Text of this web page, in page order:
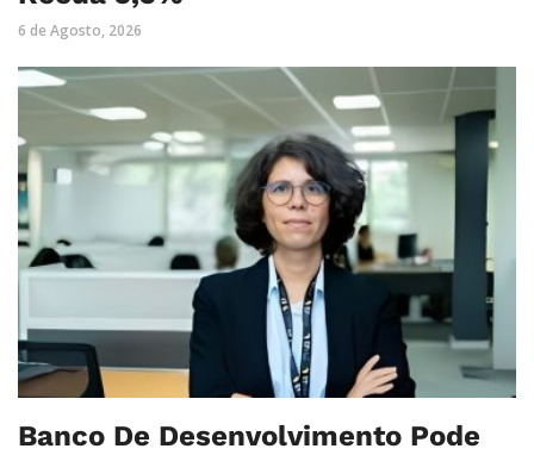
6 de Agosto, 2026
Banco De Desenvolvimento Pode